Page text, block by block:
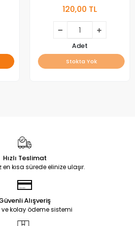
120,00 TL
Adet
Stokta Yok
Hızlı Teslimat
kısa sürede elinize ulaşır.
Alışveriş
ve kolay ödeme sistemi